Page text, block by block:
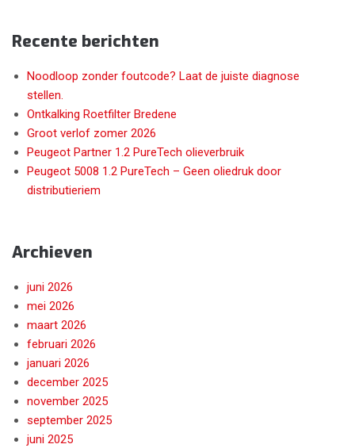
Recente berichten
Noodloop zonder foutcode? Laat de juiste diagnose
stellen.
Ontkalking Roetfilter Bredene
Groot verlof zomer 2026
Peugeot Partner 1.2 PureTech olieverbruik
Peugeot 5008 1.2 PureTech – Geen oliedruk door
distributieriem
Archieven
juni 2026
mei 2026
maart 2026
februari 2026
januari 2026
december 2025
november 2025
september 2025
juni 2025